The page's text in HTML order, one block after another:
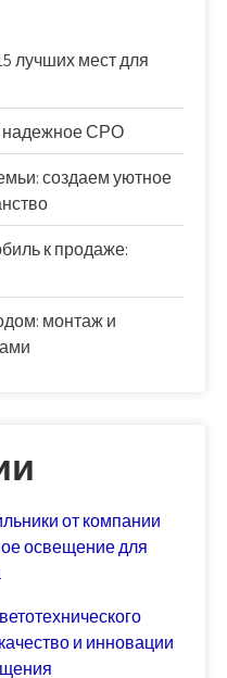
лучших мест для
надежное СРО
создаем уютное
к продаже:
монтаж и
от компании
освещение для
и инновации